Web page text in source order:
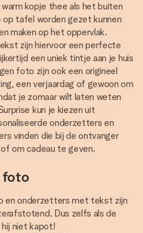
kopje thee als het buiten
op tafel worden gezet kunnen
maken op het oppervlak.
zijn hiervoor een perfecte
een uniek tintje aan je huis
foto zijn ook een origineel
een verjaardag of gewoon om
je zomaar wilt laten weten
kun je kiezen uit
onderzetters en
vinden die bij de ontvanger
om cadeau te geven.
foto
en onderzetters met tekst zijn
Dus zelfs als de
niet kapot!